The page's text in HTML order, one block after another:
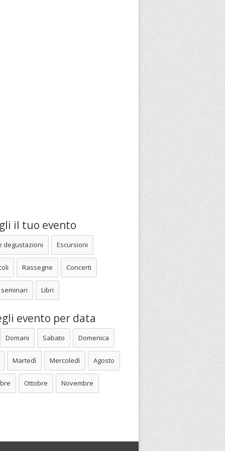
il tuo evento
degustazioni Escursioni
Rassegne Concerti
Libri
evento per data
Domani Sabato Domenica
Martedì Mercoledì Agosto
Ottobre Novembre